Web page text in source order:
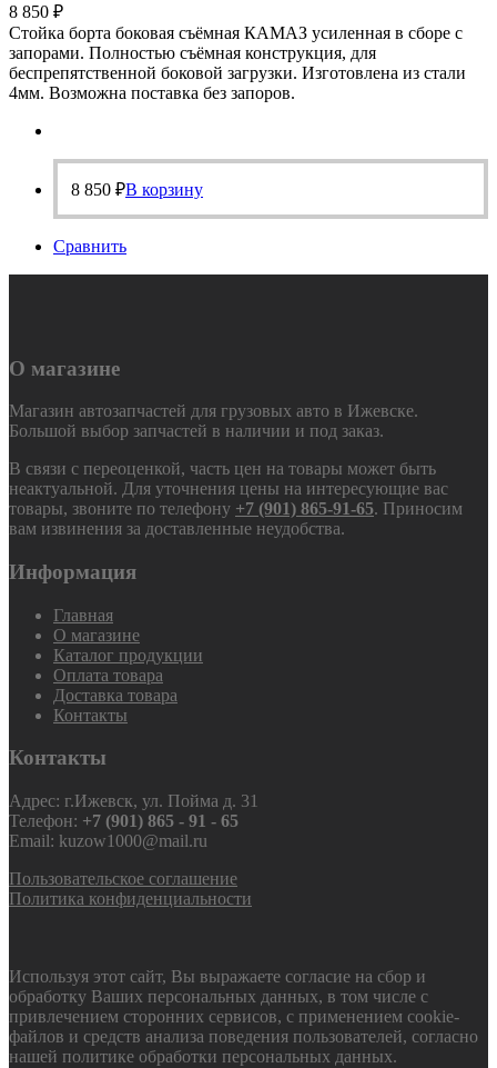
8 850 ₽
Стойка борта боковая съёмная КАМАЗ усиленная в сборе с
запорами. Полностью съёмная конструкция, для
беспрепятственной боковой загрузки. Изготовлена из стали
4мм. Возможна поставка без запоров.
8 850 ₽В корзину
Сравнить
О магазине
Магазин автозапчастей для грузовых авто в Ижевске.
Большой выбор запчастей в наличии и под заказ.
В связи с переоценкой, часть цен на товары может быть
неактуальной. Для уточнения цены на интересующие вас
товары, звоните по телефону +7 (901) 865-91-65. Приносим
вам извинения за доставленные неудобства.
Информация
Главная
О магазине
Каталог продукции
Оплата товара
Доставка товара
Контакты
Контакты
Адрес: г.Ижевск, ул. Пойма д. 31
Телефон: +7 (901) 865 - 91 - 65
Email: kuzow1000@mail.ru
Пользовательское соглашение
Политика конфиденциальности
Используя этот сайт, Вы выражаете согласие на сбор и
обработку Ваших персональных данных, в том числе с
привлечением сторонних сервисов, с применением cookie-
файлов и средств анализа поведения пользователей, согласно
нашей политике обработки персональных данных.